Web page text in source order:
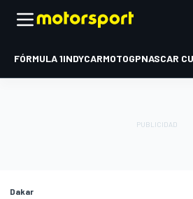
FÓRMULA 1INDYCARMOTOGPNASCAR
Dakar